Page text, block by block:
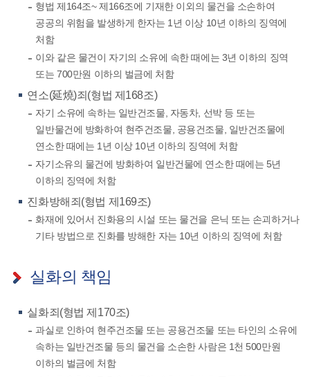
형법 제164조~ 제166조에 기재한 이외의 물건을 소손하여
공공의 위험을 발생하게 한자는 1년 이상 10년 이하의 징역에
처함
이와 같은 물건이 자기의 소유에 속한 때에는 3년 이하의 징역
또는 700만원 이하의 벌금에 처함
연소(延燒)죄(형법 제168조)
자기 소유에 속하는 일반건조물, 자동차, 선박 등 또는
일반물건에 방화하여 현주건조물, 공용건조물, 일반건조물에
연소한 때에는 1년 이상 10년 이하의 징역에 처함
자기소유의 물건에 방화하여 일반건물에 연소한 때에는 5년
이하의 징역에 처함
진화방해죄(형법 제169조)
화재에 있어서 진화용의 시설 또는 물건을 은닉 또는 손괴하거나
기타 방법으로 진화를 방해한 자는 10년 이하의 징역에 처함
실화의 책임
실화죄(형법 제170조)
과실로 인하여 현주건조물 또는 공용건조물 또는 타인의 소유에
속하는 일반건조물 등의 물건을 소손한 사람은 1천 500만원
이하의 벌금에 처함